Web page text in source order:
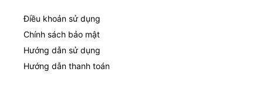
Điều khoản sử dụng
Chính sách bảo mật
Hướng dẫn sử dụng
Hướng dẫn thanh toán